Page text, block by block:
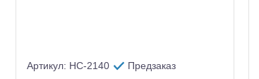
Артикул: HC-2140 Предзаказ